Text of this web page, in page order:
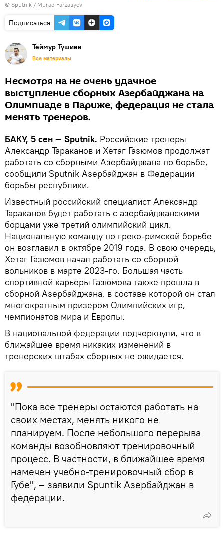
© Sputnik / Murad Farzaliyev
Подписаться
Теймур Тушиев
Все материалы
Несмотря на не очень удачное
выступление сборных Азербайджана на
Олимпиаде в Париже, федерация не стала
менять тренеров.
БАКУ, 5 сен — Sputnik. Российские тренеры
Александр Тараканов и Хетаг Газюмов продолжат
работать со сборными Азербайджана по борьбе,
сообщили Sputnik Азербайджан в Федерации
борьбы республики.
Известный российский специалист Александр
Тараканов будет работать с азербайджанскими
борцами уже третий олимпийский цикл.
Национальную команду по греко-римской борьбе
он возглавил в октябре 2019 года. В свою очередь,
Хетаг Газюмов начал работать со сборной
вольников в марте 2023-го. Большая часть
спортивной карьеры Газюмова также прошла в
сборной Азербайджана, в составе которой он стал
многократным призером Олимпийских игр,
чемпионатов мира и Европы.
В национальной федерации подчеркнули, что в
ближайшее время никаких изменений в
тренерских штабах сборных не ожидается.
"Пока все тренеры остаются работать на
своих местах, менять никого не
планируем. После небольшого перерыва
команды возобновляют тренировочный
процесс. В частности, в ближайшее время
намечен учебно-тренировочный сбор в
Губе", – заявили Spuntik Азербайджан в
федерации.